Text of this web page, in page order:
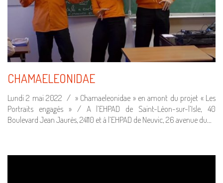
CHAMAELEONIDAE
Lundi 2 mai 2022 / » Chamaeleonidae » en amont du projet « Les
Portraits engagés » / A l’EHPAD de Saint-Léon-sur-l’Isle, 40
Boulevard Jean Jaurès, 24110 et à l’EHPAD de Neuvic, 26 avenue du…